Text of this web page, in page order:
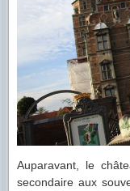
Auparavant, le
secondaire aux